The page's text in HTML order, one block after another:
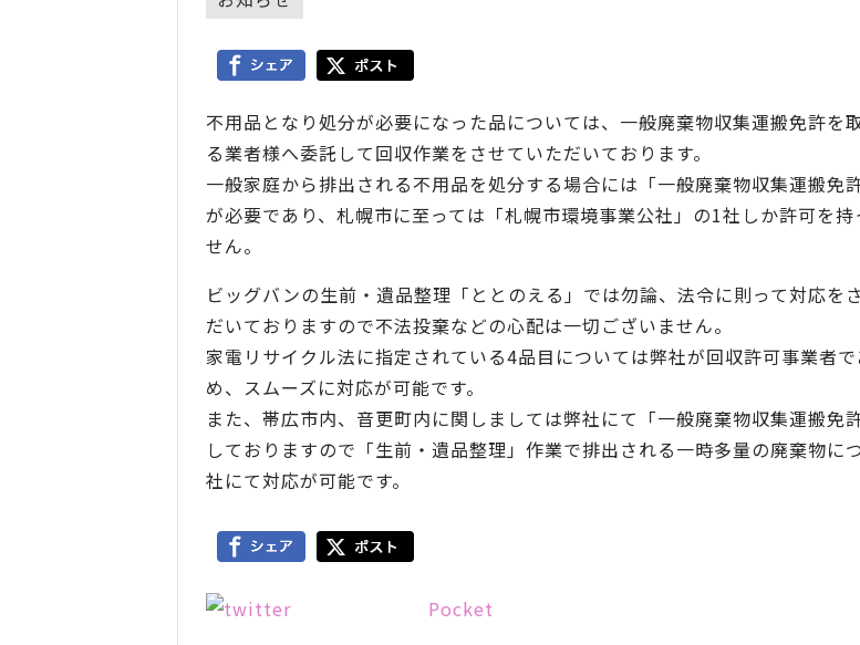
不用品となり処分が必要になった品については、一般廃棄物収集運搬免許を
る業者様へ委託して回収作業をさせていただいております。
一般家庭から排出される不用品を処分する場合には「一般廃棄物収集運搬免
が必要であり、札幌市に至っては「札幌市環境事業公社」の1社しか許可を持
せん。
ビッグバンの生前・遺品整理「ととのえる」では勿論、法令に則って対応を
だいておりますので不法投棄などの心配は一切ございません。
家電リサイクル法に指定されている4品目については弊社が回収許可事業者
め、スムーズに対応が可能です。
また、帯広市内、音更町内に関しましては弊社にて「一般廃棄物収集運搬免
しておりますので「生前・遺品整理」作業で排出される一時多量の廃棄物に
社にて対応が可能です。
Pocket